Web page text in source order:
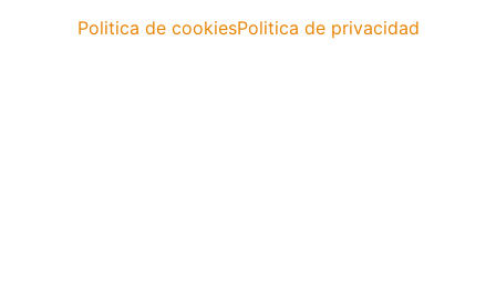
Politica de cookiesPolitica de privacidad